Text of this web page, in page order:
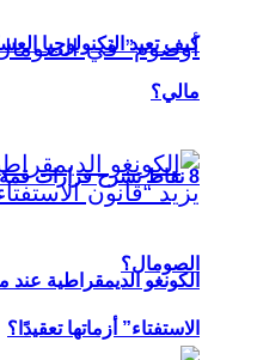
8 نقاط تشرح قرارات
الصومال؟
كيف تعيد التكنولوجيا
مالي؟
الكونغو الديمقراطية
الاستفتاء” أزماتها تعقيدًا؟